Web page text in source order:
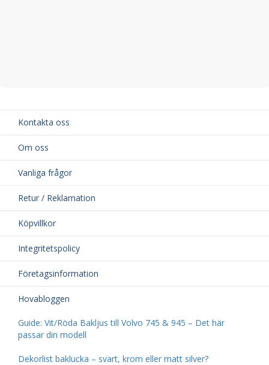
Kontakta oss
Om oss
Vanliga frågor
Retur / Reklamation
Köpvillkor
Integritetspolicy
Företagsinformation
Hovabloggen
Guide: Vit/Röda Bakljus till Volvo 745 & 945 – Det här
passar din modell
Dekorlist baklucka – svart, krom eller matt silver?